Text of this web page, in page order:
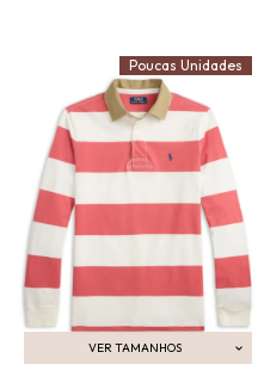
VER TAMANHOS
ADICIONAR AO CARRINHO
Poucas Unidades